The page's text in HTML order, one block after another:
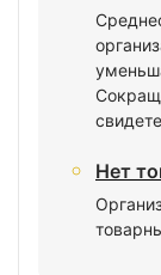
Нет